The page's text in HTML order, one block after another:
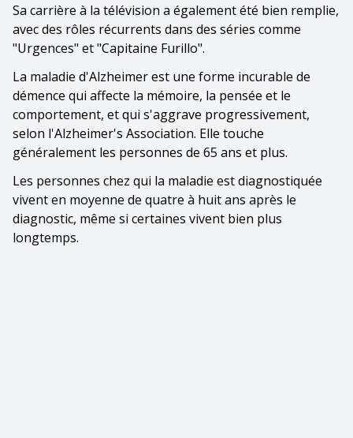
Sa carrière à la télévision a également été bien remplie,
avec des rôles récurrents dans des séries comme
"Urgences" et "Capitaine Furillo".
La maladie d'Alzheimer est une forme incurable de
démence qui affecte la mémoire, la pensée et le
comportement, et qui s'aggrave progressivement,
selon l'Alzheimer's Association. Elle touche
généralement les personnes de 65 ans et plus.
Les personnes chez qui la maladie est diagnostiquée
vivent en moyenne de quatre à huit ans après le
diagnostic, même si certaines vivent bien plus
longtemps.